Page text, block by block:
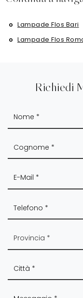
Lampade Flos Bari
Lampade Flos
Richiedi